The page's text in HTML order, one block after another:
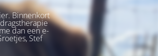
Binnenkort
dan een e-
Stef